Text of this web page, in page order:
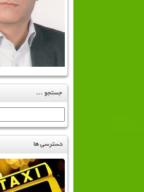
جستجو …
برای:
دسترسی ها